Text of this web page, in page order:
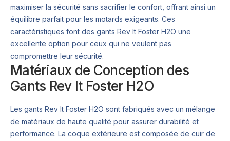
maximiser la sécurité sans sacrifier le confort, offrant ainsi un
équilibre parfait pour les motards exigeants. Ces
caractéristiques font des gants Rev It Foster H2O une
excellente option pour ceux qui ne veulent pas
compromettre leur sécurité.
Matériaux de Conception des
Gants Rev It Foster H2O
Les gants Rev It Foster H2O sont fabriqués avec un mélange
de matériaux de haute qualité pour assurer durabilité et
performance. La coque extérieure est composée de cuir de